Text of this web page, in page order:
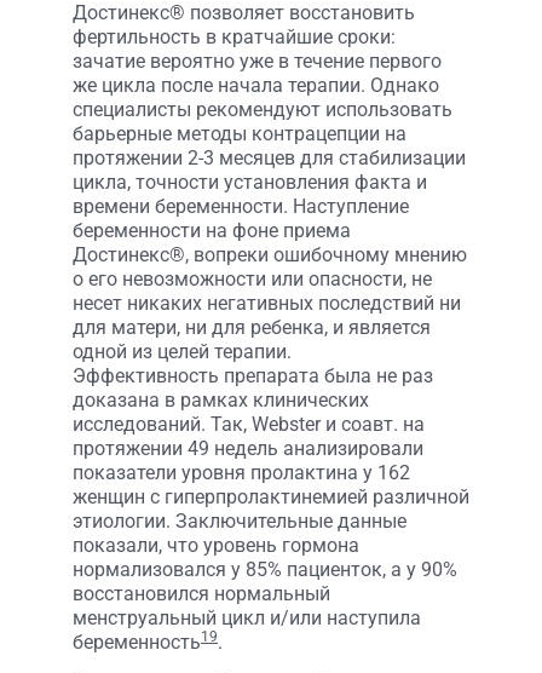
Достинекс® позволяет восстановить
фертильность в кратчайшие сроки:
зачатие вероятно уже в течение первого
же цикла после начала терапии. Однако
специалисты рекомендуют использовать
барьерные методы контрацепции на
протяжении 2-3 месяцев для стабилизации
цикла, точности установления факта и
времени беременности. Наступление
беременности на фоне приема
Достинекс®, вопреки ошибочному мнению
о его невозможности или опасности, не
несет никаких негативных последствий ни
для матери, ни для ребенка, и является
одной из целей терапии.
Эффективность препарата была не раз
доказана в рамках клинических
исследований. Так, Webster и соавт. на
протяжении 49 недель анализировали
показатели уровня пролактина у 162
женщин с гиперпролактинемией различной
этиологии. Заключительные данные
показали, что уровень гормона
нормализовался у 85% пациенток, а у 90%
восстановился нормальный
менструальный цикл и/или наступила
беременность19.